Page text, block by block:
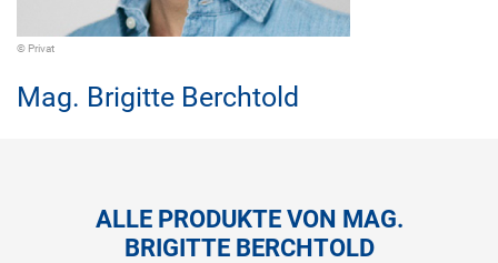
© Privat
Mag. Brigitte Berchtold
ALLE PRODUKTE VON MAG.
BRIGITTE BERCHTOLD